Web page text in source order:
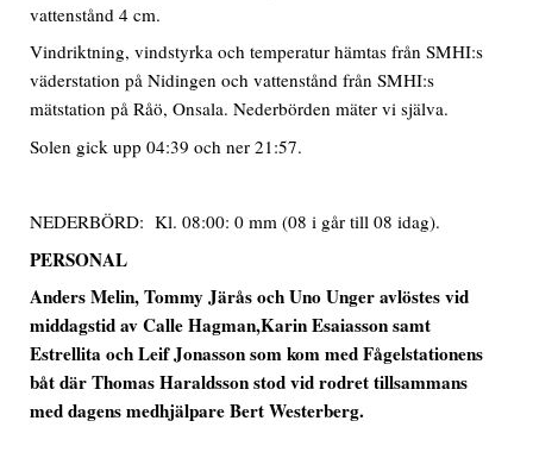
vattenstånd 4 cm.
Vindriktning, vindstyrka och temperatur hämtas från SMHI:s
väderstation på Nidingen och vattenstånd från SMHI:s
mätstation på Råö, Onsala. Nederbörden mäter vi själva.
Solen gick upp 04:39 och ner 21:57.
NEDERBÖRD: Kl. 08:00: 0 mm (08 i går till 08 idag).
PERSONAL
Anders Melin, Tommy Järås och Uno Ungeravlöstes vid
middagstid av Calle Hagman,Karin Esaiasson samt
Estrellita och Leif Jonasson som kom med Fågelstationens
båt där Thomas Haraldsson stod vid rodret tillsammans
med dagens medhjälpare Bert Westerberg.